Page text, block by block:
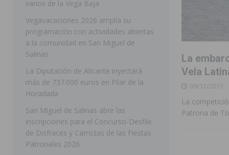
[ 05/08/2026 ]
Orihuela ultima diferentes soluciones
CEIP Virgen de la Puerta
ORIHUELA
[ 05/08/2026 ] Sanidad Orihuela llama a observar el
los desplazamientos
ORIHUELA
Orihuela acogerá una sesión
ORIHUELA
[ 06/08/2026 ]
Redován presenta la programación de
La
Vela
09/12/2013
La
Patrona de
varios de la Vega Baja
Vegavacaciones 2026 amplía su
programación con actividades abiertas
a la comunidad en San Miguel de
Salinas
La Diputación de Alicante inyectará
más de 737.000 euros en Pilar de la
Horadada
San Miguel de Salinas abre las
inscripciones para el Concurso-Desfile
de Disfraces y Carrozas de las Fiestas
Patronales 2026